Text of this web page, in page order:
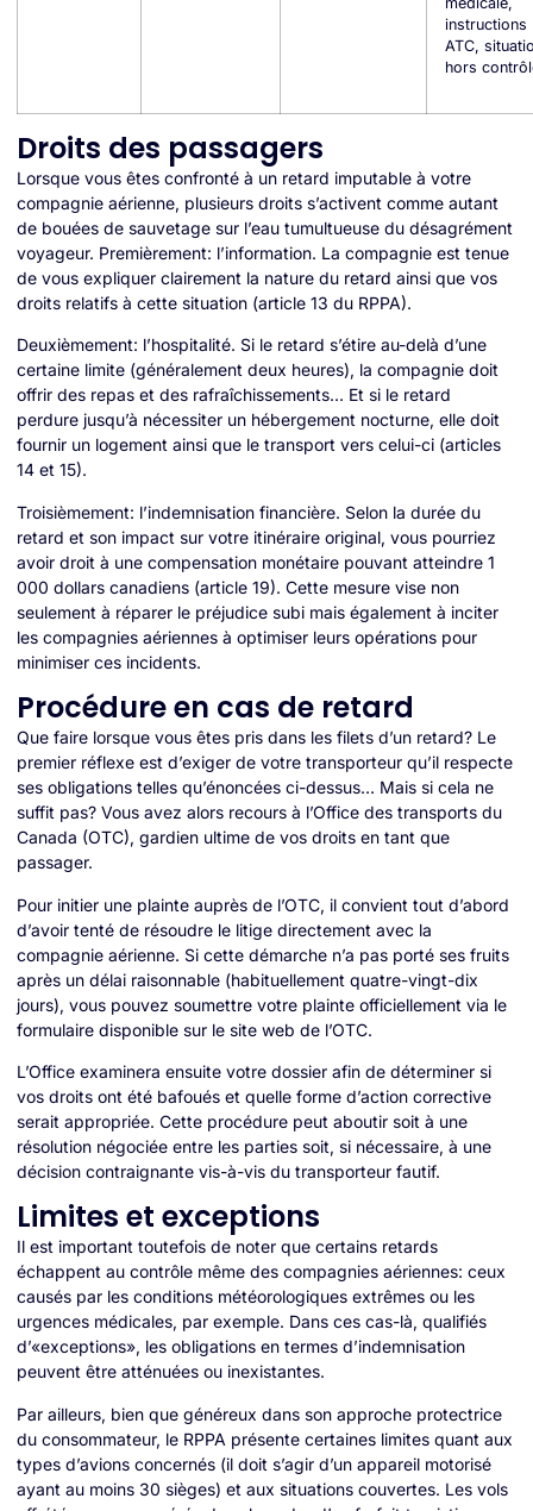
instructions
ATC,
hors
Droits des passagers
Lorsque vous êtes confronté à un retard imputable à votre
compagnie aérienne, plusieurs droits s’activent comme autant
de bouées de sauvetage sur l’eau tumultueuse du désagrément
voyageur. Premièrement: l’information. La compagnie est tenue
de vous expliquer clairement la nature du retard ainsi que vos
droits relatifs à cette situation (article 13 du RPPA).
Deuxièmement: l’hospitalité. Si le retard s’étire au-delà d’une
certaine limite (généralement deux heures), la compagnie doit
offrir des repas et des rafraîchissements… Et si le retard
perdure jusqu’à nécessiter un hébergement nocturne, elle doit
fournir un logement ainsi que le transport vers celui-ci (articles
14 et 15).
Troisièmement: l’indemnisation financière. Selon la durée du
retard et son impact sur votre itinéraire original, vous pourriez
avoir droit à une compensation monétaire pouvant atteindre 1
000 dollars canadiens (article 19). Cette mesure vise non
seulement à réparer le préjudice subi mais également à inciter
les compagnies aériennes à optimiser leurs opérations pour
minimiser ces incidents.
Procédure en cas de retard
Que faire lorsque vous êtes pris dans les filets d’un retard? Le
premier réflexe est d’exiger de votre transporteur qu’il respecte
ses obligations telles qu’énoncées ci-dessus… Mais si cela ne
suffit pas? Vous avez alors recours à l’Office des transports du
Canada (OTC), gardien ultime de vos droits en tant que
passager.
Pour initier une plainte auprès de l’OTC, il convient tout d’abord
d’avoir tenté de résoudre le litige directement avec la
compagnie aérienne. Si cette démarche n’a pas porté ses fruits
après un délai raisonnable (habituellement quatre-vingt-dix
jours), vous pouvez soumettre votre plainte officiellement via le
formulaire disponible sur le site web de l’OTC.
L’Office examinera ensuite votre dossier afin de déterminer si
vos droits ont été bafoués et quelle forme d’action corrective
serait appropriée. Cette procédure peut aboutir soit à une
résolution négociée entre les parties soit, si nécessaire, à une
décision contraignante vis-à-vis du transporteur fautif.
Limites et exceptions
Il est important toutefois de noter que certains retards
échappent au contrôle même des compagnies aériennes: ceux
causés par les conditions météorologiques extrêmes ou les
urgences médicales, par exemple. Dans ces cas-là, qualifiés
d’«exceptions», les obligations en termes d’indemnisation
peuvent être atténuées ou inexistantes.
Par ailleurs, bien que généreux dans son approche protectrice
du consommateur, le RPPA présente certaines limites quant aux
types d’avions concernés (il doit s’agir d’un appareil motorisé
ayant au moins 30 sièges) et aux situations couvertes. Les vols